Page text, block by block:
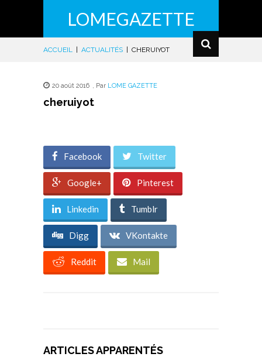
LOMEGAZETTE
ACCUEIL ACTUALITÉS CHERUIYOT
20 août 2016 , Par LOME GAZETTE
cheruiyot
Facebook Twitter
Google+ Pinterest
Linkedin Tumblr
Digg VKontakte
Reddit Mail
ARTICLES APPARENTÉS